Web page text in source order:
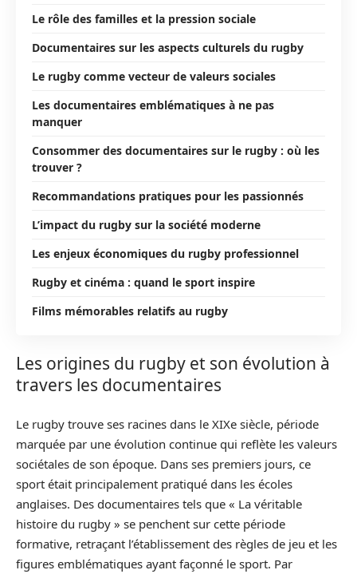
Le rôle des familles et la pression sociale
Documentaires sur les aspects culturels du rugby
Le rugby comme vecteur de valeurs sociales
Les documentaires emblématiques à ne pas
manquer
Consommer des documentaires sur le rugby : où les
trouver ?
Recommandations pratiques pour les passionnés
L’impact du rugby sur la société moderne
Les enjeux économiques du rugby professionnel
Rugby et cinéma : quand le sport inspire
Films mémorables relatifs au rugby
Les origines du rugby et son évolution à
travers les documentaires
Le rugby trouve ses racines dans le XIXe siècle, période
marquée par une évolution continue qui reflète les valeurs
sociétales de son époque. Dans ses premiers jours, ce
sport était principalement pratiqué dans les écoles
anglaises. Des documentaires tels que « La véritable
histoire du rugby » se penchent sur cette période
formative, retraçant l’établissement des règles de jeu et les
figures emblématiques ayant façonné le sport. Par